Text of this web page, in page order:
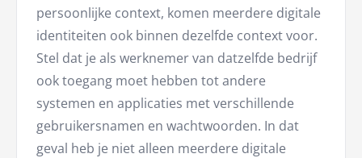
persoonlijke context, komen meerdere digitale
identiteiten ook binnen dezelfde context voor.
Stel dat je als werknemer van datzelfde bedrijf
ook toegang moet hebben tot andere
systemen en applicaties met verschillende
gebruikersnamen en wachtwoorden. In dat
geval heb je niet alleen meerdere digitale